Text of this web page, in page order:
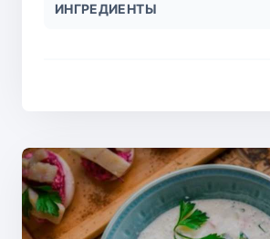
ИНГРЕДИЕНТЫ